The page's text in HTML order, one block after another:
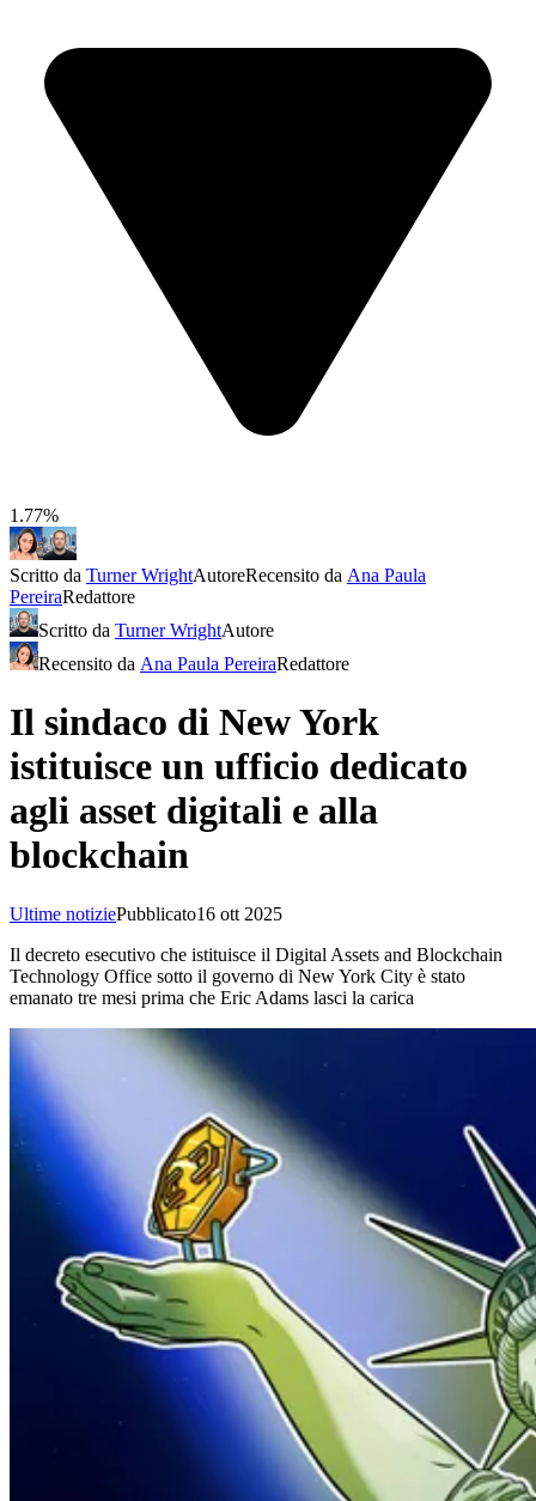
1.77%
Scritto da Turner WrightAutoreRecensito da Ana Paula
PereiraRedattore
Scritto da Turner WrightAutore
Recensito da Ana Paula PereiraRedattore
Il sindaco di New York
istituisce un ufficio dedicato
agli asset digitali e alla
blockchain
Ultime notiziePubblicato16 ott 2025
Il decreto esecutivo che istituisce il Digital Assets and Blockchain
Technology Office sotto il governo di New York City è stato
emanato tre mesi prima che Eric Adams lasci la carica